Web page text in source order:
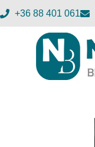
+36 88 401 061